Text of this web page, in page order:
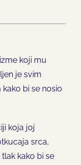
koji mu
je svim
bi se nosio
koja joj
srca,
kako bi se